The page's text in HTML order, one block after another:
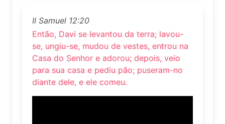
II Samuel 12:20
Então, Davi se levantou da terra; lavou-
se, ungiu-se, mudou de vestes, entrou na
Casa do Senhor e adorou; depois, veio
para sua casa e pediu pão; puseram-no
diante dele, e ele comeu.